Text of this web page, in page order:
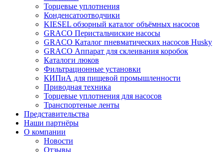
Торцевые уплотнения
Конденсатоотводчики
KIESEL обзорный каталог объёмных насосов
GRACO Перистальчиские насосы
GRACO Каталог пневматических насосов Husky
GRACO Аппарат для склеивания коробок
Каталоги люков
Фильтрационные установки
КИПиА для пищевой промышленности
Приводная техника
Торцевые уплотнения для насосов
Транспортеные ленты
Представительства
Наши партнёры
О компании
Новости
Отзывы